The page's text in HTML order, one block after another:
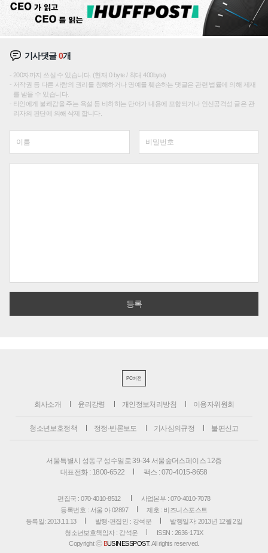
기사댓글0개
200자까지 쓰실 수 있습니다. (현재 0 byte / 최대 400byte)
저작권 등 다른 사람의 권리를 침해하거나 명예를 훼손하는 댓글은 관련 법률에 의해 제재
를 받을 수 있습니다.
타인에게 불쾌감을 주는 욕설 등 비하하는 단어가 내용에 포함되거나 인신공격성 글은 관
리자의 판단에 의해 삭제 합니다.
PC버전
회사소개 윤리강령 개인정보처리방침 이용자위원회
청소년보호정책 정정·반론보도 기사심의규정 불편신고
서울특별시 성동구 성수일로 39-34 서울숲더스페이스 12층
대표전화 : 1800-6522
팩스 : 070-4015-8658
편집국 : 070-4010-8512
사업본부 : 070-4010-7078
등록번호 : 서울 아 02897
제호 : 비즈니스포스트
등록일: 2013.11.13
발행·편집인 : 강석운
발행일자: 2013년 12월 2일
청소년보호책임자 : 강석운
ISSN : 2636-171X
Copyright ⓒ BUSINESSPOST. All rights reserved.